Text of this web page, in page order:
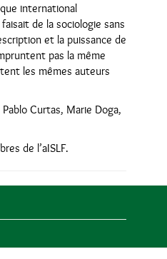
international
de la sociologie sans
et la puissance de
pas la même
les mêmes auteurs
Curtas, Marie Doga,
de l’aISLF.